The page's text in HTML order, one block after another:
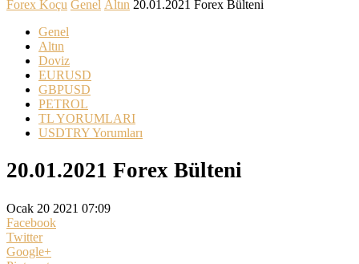
Forex Koçu Genel Altın 20.01.2021 Forex Bülteni
Genel
Altın
Doviz
EURUSD
GBPUSD
PETROL
TL YORUMLARI
USDTRY Yorumları
20.01.2021 Forex Bülteni
Ocak 20 2021 07:09
Facebook
Twitter
Google+